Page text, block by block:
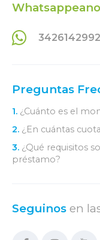
3426142992
Preguntas
1. ¿Cuánto es el
2. ¿En cuántas
3. ¿Qué requisitos
préstamo?
Seguinos en